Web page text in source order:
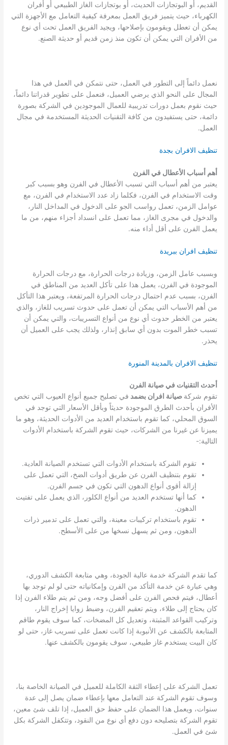
القديم، أو البوتجازات الحديث، أو بوتجازات الغاز الطبيعي أو أفران
الكهرباء، حيث يتميز فريق العمل بمعرفة كيفية التعامل مع الأجهزة التي
يمكن أن تعطل ويقومون بإصلاحها، ويجيد الفريق العمل تحت أي نوع
من الأفران التي يمكن أن تكون منذ زمن قديم أو حديثة الصنع.
نعمل دائماً إلى التطور في العمل، حتى نتمكن في العمل في هذا
المجال على النحو الذي يرضي العميل، فنعمل على تطوير قدراتنا دائماً،
حيث نقوم بعمل دورات تدريبية للعمال الموجودين في الشركة بصورة
دائمة، حتى يستفيدون من كافة التقنيات الحديثة المستخدمة في مجال
العمل.
تنظيف الافران بجدة
أهم أسباب الأعطال في الفرن
يعتبر من أهم أسباب التي تسبب الأعطال في الفرن وهو بسبب كبر
وقت الاستخدام في الفرن، فكلما زاد عدد الاستخدام في الفرن، مع
عوامل الزمن، تعمل رواسب الجو على الدخول في المداخل النار،
والدخول في مجرى الغاز، مما تعمل على انسداد أجزاء منهم، من ما
يعمل الفرن على أقل أداء منه.
تنظيف افران ببريدة
وبسبب عامل الزمن، وزيادة درجات الحرارة، مع درجات الحرارة
الموجودة في الفرن، يعمل هذا على تأكل العديد من المناطق في
الفرن، بسبب عدم احتمال درجات الحرارة المرتفعة، ويعتبر هذا التأكل
من أهم الأسباب التي يمكن أن تعمل على حدوث تسريب للغاز، والذي
يعتبر من الخطر حدوث أي نوع من أنواع التسريبات، والتي يمكن أن
تسبب خطر الموت بدون أي سابق إنذار، ولذلك يجب على العميل أن
يحذر.
تنظيف الافران بالمدينة المنورة
أحدث التقنيات في صيانة الفرن
تقوم شركة صيانة افران بضمد في تصليح جميع أنواع العيوب التي تخص
الأفران بأحدث الطرق الموجودة حديثاً وبأقل الأسعار التي توجد في
السوق المحلي، كما تقوم باستخدام العديد من الأدوات الحديثة، وهو ما
يميزنا عن غيرنا من الشركات، حيث تقوم الشركة باستخدام الأدوات
التالية:-
تقوم الشركة باستخدام الأدوات التي تستخدم الصيانة العادية.
تقوم بتنظيف الفرن عن طريق أدوات الضخ، التي تعمل على
إزالة أقوى أنواع الدهون التي تكون في جسم الفرن.
كما أنها تستخدم العديد من أنواع الكلور، الذي يعمل على تفتيت
الدهون.
تقوم باستخدام تركيبات معينة، والتي تعمل على تدمير ذرات
الدهون، ومن ثم يسهل نسخها من على الأسطح.
كما تقدم الشركة خدمة عالية الجودة، وهي متابعة الكشف الدوري،
وهي عبارة عن خدمة التأكد من الفرن وإمكانياته حتى لو لم توجد بها
أعطال، فيتم فحص الفرن على أفضل وجه، ومن ثم يتم طلاء الفرن إذا
كان يحتاج إلى طلاء، ويتم تعقيم الفرن، وضبط زوايا إخراج النار،
وتركيب القواعد المثبتة، وتعديل كل المضخات، كما سوف يقوم طاقم
المتابعة بالكشف عن الأنبوبة إذا كانت تعمل على تسريب غاز، حتى لو
كان البيت يستخدم غاز طبيعي، سوف يقومون بالكشف عنها.
تعمل الشركة على إعطاء الثقة الكاملة للعميل في الصيانة الخاصة بنا،
وسوف تقوم الشركة عند التعامل معها بإعطاء ضمان يصل إلى عدة
سنوات، ويعمل هذا الضمان على حفظ حق العميل، إذا تلف شئ معين،
تقوم الشركة بتصليحه دون دفع أي نوع من النقود، وتتكفل الشركة بكل
شئ في العمل.